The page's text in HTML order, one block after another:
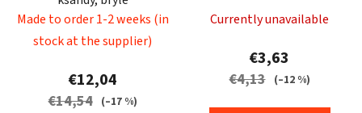
Made to order 1-2 weeks (in
stock at the supplier)
€12,04
€14,54 (–17 %)
Currently unavailable
€3,63
€4,13 (–12 %)